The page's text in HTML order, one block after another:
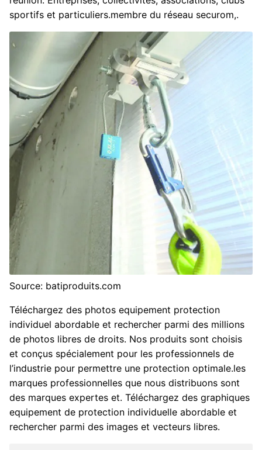
sportifs et particuliers.membre du réseau securom,.
Source: batiproduits.com
Téléchargez des photos equipement protection
individuel abordable et rechercher parmi des millions
de photos libres de droits. Nos produits sont choisis
et conçus spécialement pour les professionnels de
l’industrie pour permettre une protection optimale.les
marques professionnelles que nous distribuons sont
des marques expertes et. Téléchargez des graphiques
equipement de protection individuelle abordable et
rechercher parmi des images et vecteurs libres.